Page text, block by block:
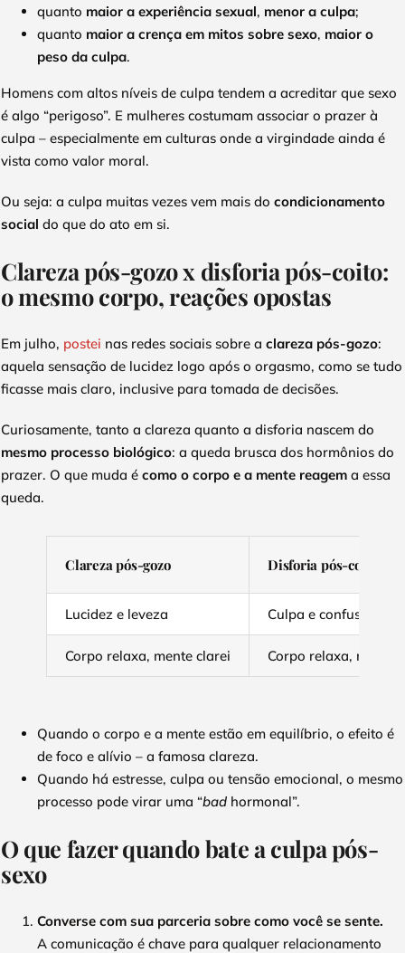
quanto maior a experiência sexual, menor a culpa;
quanto maior a crença em mitos sobre sexo, maior o
peso da culpa.
Homens com altos níveis de culpa tendem a acreditar que sexo
é algo “perigoso”. E mulheres costumam associar o prazer à
culpa – especialmente em culturas onde a virgindade ainda é
vista como valor moral.
Ou seja: a culpa muitas vezes vem mais do condicionamento
social do que do ato em si.
Clareza pós-gozo x disforia pós-coito:
o mesmo corpo, reações opostas
Em julho, postei nas redes sociais sobre a clareza pós-gozo:
aquela sensação de lucidez logo após o orgasmo, como se tudo
ficasse mais claro, inclusive para tomada de decisões.
Curiosamente, tanto a clareza quanto a disforia nascem do
mesmo processo biológico: a queda brusca dos hormônios do
prazer. O que muda é como o corpo e a mente reagem a essa
queda.
Clareza pós-gozo Disforia pós-coito
Lucidez e leveza Culpa e confusão
Corpo relaxa, mente clarei Corpo relaxa, mente
Quando o corpo e a mente estão em equilíbrio, o efeito é
de foco e alívio – a famosa clareza.
Quando há estresse, culpa ou tensão emocional, o mesmo
processo pode virar uma “bad hormonal”.
O que fazer quando bate a culpa pós-
sexo
Converse com sua parceria sobre como você se sente.
A comunicação é chave para qualquer relacionamento